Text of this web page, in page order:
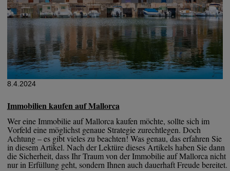
8.4.2024
Immobilien kaufen auf Mallorca
Wer eine Immobilie auf Mallorca kaufen möchte, sollte sich im
Vorfeld eine möglichst genaue Strategie zurechtlegen. Doch
Achtung – es gibt vieles zu beachten! Was genau, das erfahren Sie
in diesem Artikel. Nach der Lektüre dieses Artikels haben Sie dann
die Sicherheit, dass Ihr Traum von der Immobilie auf Mallorca nicht
nur in Erfüllung geht, sondern Ihnen auch dauerhaft Freude bereitet.